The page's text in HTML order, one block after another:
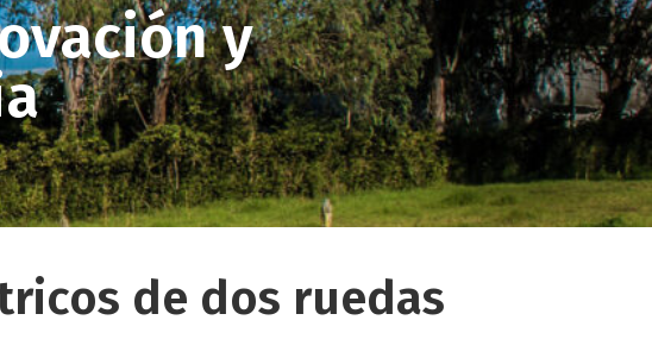
y
de dos ruedas